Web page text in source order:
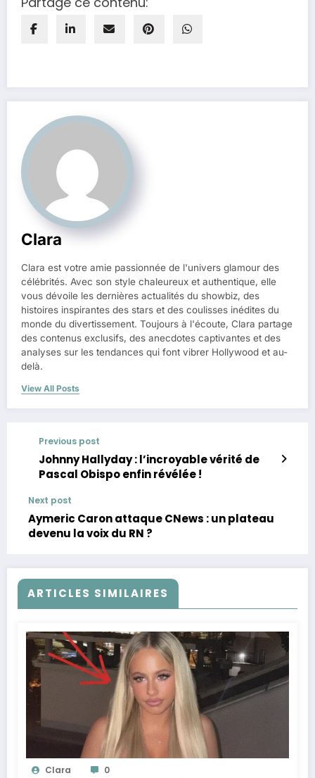
Clara
Clara est votre amie passionnée de l'univers glamour des
célébrités. Avec son style chaleureux et authentique, elle
vous dévoile les dernières actualités du showbiz, des
histoires inspirantes des stars et des coulisses inédites du
monde du divertissement. Toujours à l'écoute, Clara partage
des contenus exclusifs, des anecdotes captivantes et des
analyses sur les tendances qui font vibrer Hollywood et au-
delà.
View All Posts
Previous post
Johnny Hallyday : l’incroyable vérité de
Pascal Obispo enfin révélée !
Next post
Aymeric Caron attaque CNews : un plateau
devenu la voix du RN ?
ARTICLES SIMILAIRES
Clara 0